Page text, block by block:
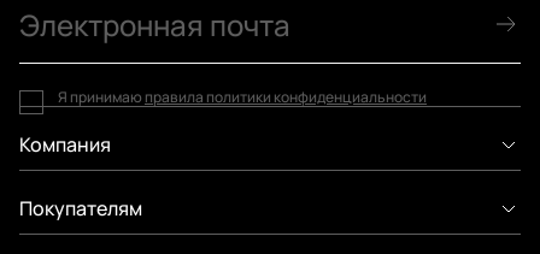
Компания
Покупателям
Я принимаю правила политики конфиденциальности